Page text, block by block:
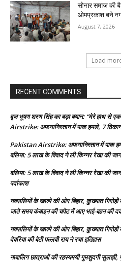
सोनार समाज
ओमप्रकाश बने
August 7, 2026
Load
RECENT COMMENTS
बृज भूषण शरण सिंह का बड़ा बयान: “मेरे हाथ से एक
Airstrike: अफगानिस्तान में पाक हमले, 7 ठिकानों
Pakistan Airstrike: अफगानिस्तान में पाक
बलिया: 5 लाख के विवाद ने ली किन्नर रेखा की जान
बलिया: 5 लाख के विवाद ने ली किन्नर रेखा की
पर्दाफाश
नक्सलियों के खात्मे की ओर बिहार, कुख्यात गिरोहों
जाते समय कंबाइन की चपेट में आए भाई-बहन की
नक्सलियों के खात्मे की ओर बिहार, कुख्यात गिरोहों
देवरिया की बेटी पल्लवी राय ने रचा इतिहास
नाबालिग छात्राओं की रहस्यमयी गुमशुदगी सुलझी,